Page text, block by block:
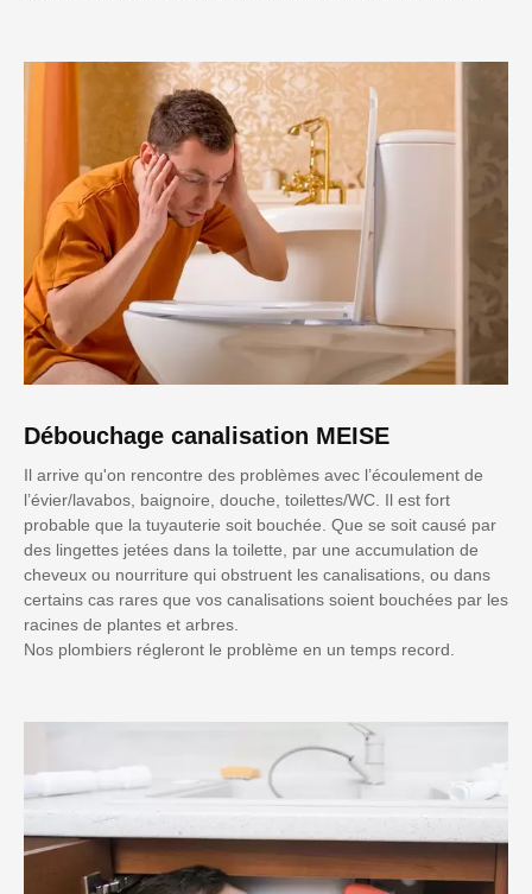
Débouchage canalisation MEISE
Il arrive qu'on rencontre des problèmes avec l’écoulement de
l’évier/lavabos, baignoire, douche, toilettes/WC. Il est fort
probable que la tuyauterie soit bouchée. Que se soit causé par
des lingettes jetées dans la toilette, par une accumulation de
cheveux ou nourriture qui obstruent les canalisations, ou dans
certains cas rares que vos canalisations soient bouchées par les
racines de plantes et arbres.
Nos plombiers régleront le problème en un temps record.